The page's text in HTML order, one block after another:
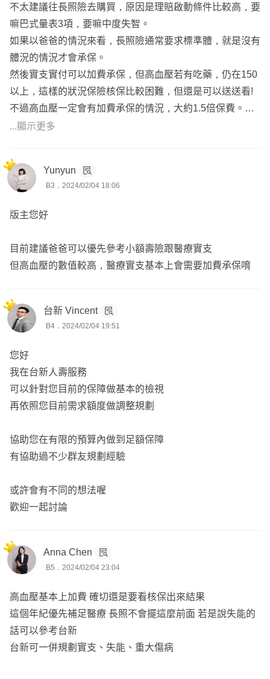
不太建議往長照險去購買，原因是理賠啟動條件比較高，要
嘛巴式量表3項，要嘛中度失智。
如果以爸爸的情況來看，長照險通常要求標準體，就是沒有
體況的情況才會承保。
然後實支實付可以加費承保，但高血壓若有吃藥，仍在150
以上，這樣的狀況保險核保比較困難，但還是可以送送看!
不過高血壓一定會有加費承保的情況，大約1.5倍保費。但
還是得看核保能不能接受你爸的情況。
我們先撇開體況問題，光是長照險跟實支實付在你爸的年紀
已經很貴了，那錢肯定要花在刀口上，實支實付能用到的機
會真的遠比長照險高﹐建議往這方面看。
...顯示更多
Yunyun
B3．2024/02/04 18:06
版主您好
目前建議爸爸可以優先參考小額壽險跟醫療實支
但高血壓的數值較高，醫療實支基本上會需要加費承保唷
台新 Vincent
B4．2024/02/04 19:51
您好
我在台新人壽服務
可以針對您目前的保障做基本的檢視
再依照您目前需求額度做調整規劃
協助您在有限的預算內做到足額保障
有協助過不少群友規劃經驗
或許會有不同的想法喔
歡迎一起討論
Anna Chen
B5．2024/02/04 23:04
高血壓基本上加費 確切還是要看核保出來結果
這個年紀優先補足醫療 長照不會擺這麼前面 若是說失能的
話可以參考台新
台新可一併規劃實支、失能、重大傷病